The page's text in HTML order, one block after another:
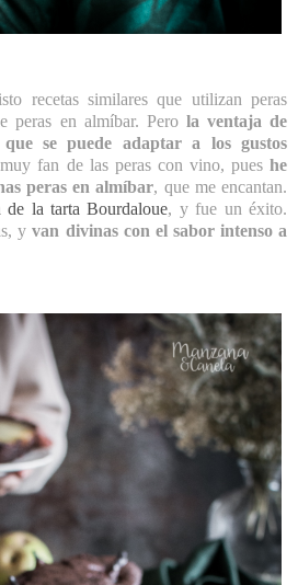
recetas similares que utilizan peras
peras en almíbar. Pero la ventaja de
se puede adaptar a los gustos
fan de las peras con vino, pues he
peras en almíbar, que me encantan.
de la tarta Bourdaloue, y fue un éxito.
yvan divinas con el sabor intenso a